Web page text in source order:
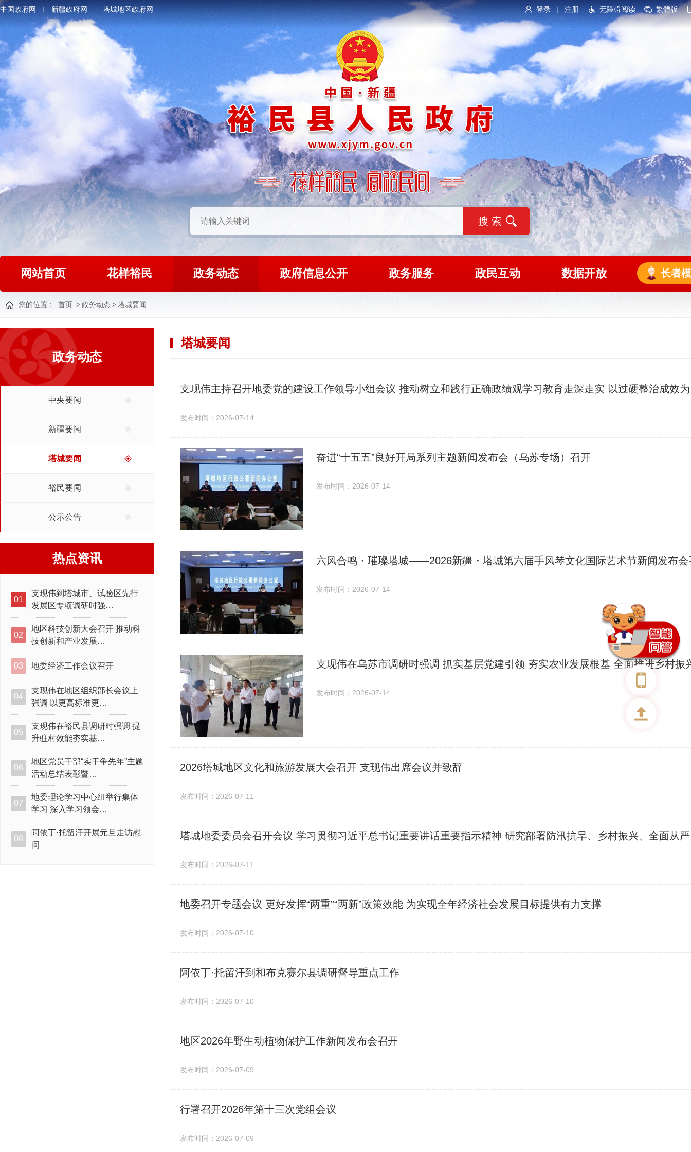
登录 注册 无障碍阅读 繁體版
中国政府网 新疆政府网 塔城地区政府网
网站首页 花样裕民 政务动态 政府信息公开 政务服务 政民互动 数据开放 长者
您的位置： 首页 >政务动态>塔城要闻
政务动态
中央要闻
新疆要闻
塔城要闻
裕民要闻
公示公告
热点资讯
01
支现伟到塔城市、试验区先行
发展区专项调研时强…
02
地区科技创新大会召开 推动科
技创新和产业发展…
03 地委经济工作会议召开
04
支现伟在地区组织部长会议上
强调 以更高标准更…
05
支现伟在裕民县调研时强调 提
升驻村效能夯实基…
06
地区党员干部“实干争先年”主题
活动总结表彰暨…
07
地委理论学习中心组举行集体
学习 深入学习领会…
08
阿依丁·托留汗开展元旦走访慰
问
塔城要闻
发布时间：2026-07-14
奋进“十五五”良好开局系列主题新闻发布会（乌苏专场）召开
发布时间：2026-07-14
六风合鸣・璀璨塔城——2026新疆・塔城第六届手风琴文化国际艺术节新闻发布会
发布时间：2026-07-14
发布时间：2026-07-14
2026塔城地区文化和旅游发展大会召开 支现伟出席会议并致辞
发布时间：2026-07-11
发布时间：2026-07-11
地委召开专题会议 更好发挥“两重”“两新”政策效能 为实现全年经济社会发展目标提供有力支撑
发布时间：2026-07-10
阿依丁·托留汗到和布克赛尔县调研督导重点工作
发布时间：2026-07-10
地区2026年野生动植物保护工作新闻发布会召开
发布时间：2026-07-09
行署召开2026年第十三次党组会议
发布时间：2026-07-09